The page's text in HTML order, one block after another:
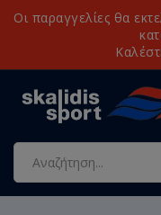
Οι παραγγελίες θα